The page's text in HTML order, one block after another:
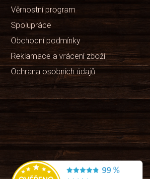
Věrnostní program
Spolupráce
Obchodní podmínky
Reklamace a vrácení zboží
Ochrana osobních údajů